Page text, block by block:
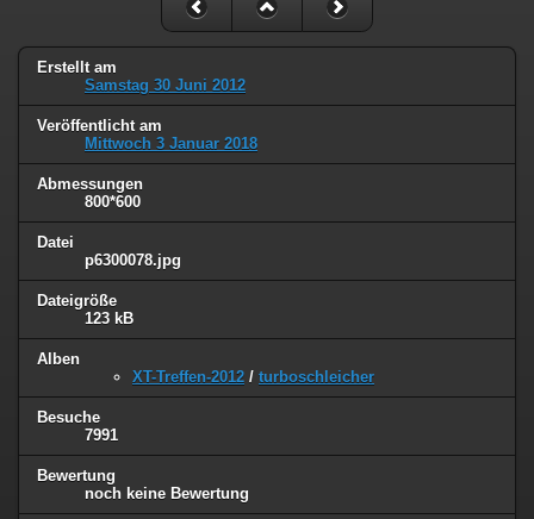
Erstellt am
Samstag 30 Juni 2012
Veröffentlicht am
Mittwoch 3 Januar 2018
Abmessungen
800*600
Datei
p6300078.jpg
Dateigröße
123 kB
Alben
XT-Treffen-2012 / turboschleicher
Besuche
7991
Bewertung
noch keine Bewertung